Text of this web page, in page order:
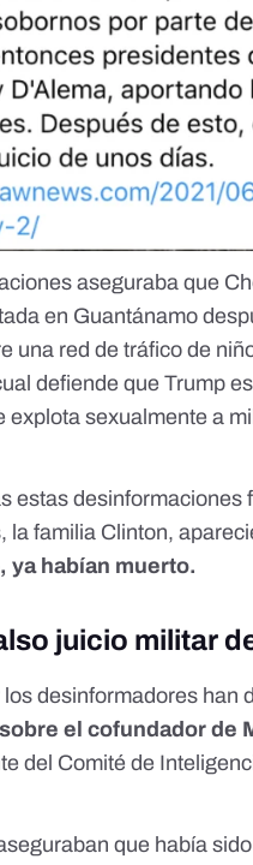
aseguraba que
en Guantánamo
una red de tráfico de
defiende que Trump
explota sexualmente a
estas
la familia Clinton,
ya habían muerto.
juicio militar
desinformadores han
sobre el cofundador de
del Comité de
que había